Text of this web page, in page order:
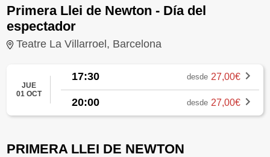
Primera Llei de Newton - Día del
espectador
Teatre La Villarroel, Barcelona
JUE
01 OCT
17:30 desde 27,00€
20:00 desde 27,00€
PRIMERA LLEI DE NEWTON